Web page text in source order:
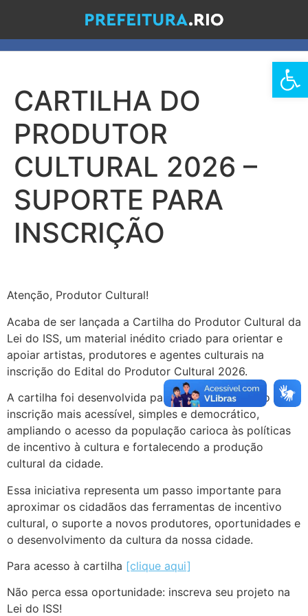
Barra de
CARTILHA DO
PRODUTOR
CULTURAL 2026 –
SUPORTE PARA
INSCRIÇÃO
Atenção, Produtor Cultural!
Acaba de ser lançada a Cartilha do Produtor Cultural da
Lei do ISS, um material inédito criado para orientar e
apoiar artistas, produtores e agentes culturais na
inscrição do Edital do Produtor Cultural 2026.
A cartilha foi desenvolvida para tornar o processo de
inscrição mais acessível, simples e democrático,
ampliando o acesso da população carioca às políticas
de incentivo à cultura e fortalecendo a produção
cultural da cidade.
Essa iniciativa representa um passo importante para
aproximar os cidadãos das ferramentas de incentivo
cultural, o suporte a novos produtores, oportunidades e
o desenvolvimento da cultura da nossa cidade.
Para acesso à cartilha [clique aqui]
Não perca essa oportunidade: inscreva seu projeto na
Lei do ISS!